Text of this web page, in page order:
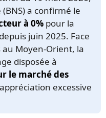
a confirmé le
à 0% pour la
juin 2025. Face
Moyen-Orient, la
disposée à
le marché des
excessive